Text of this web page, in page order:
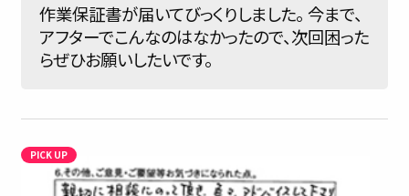
作業保証書が届いてびっくりしました。 今まで、
アフターでこんなのはなかったので、次回困った
らぜひお願いしたいです。